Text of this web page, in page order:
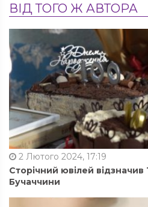
ВІД ТОГО Ж АВТОРА
2 Лютого 2024, 17:19
Сторічний ювілей
Бучаччини